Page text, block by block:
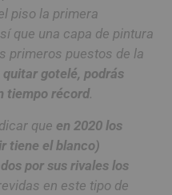
piso la primera
que una capa de pintura
primeros puestos de la
gotelé, podrás
tiempo récord.
que en 2020 los
tiene el blanco)
por sus rivales los
en este tipo de